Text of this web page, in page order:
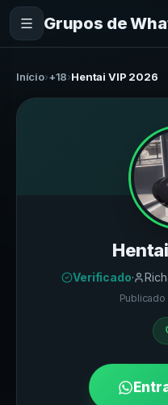
Grupos de
Início›+18›Hentai VIP 2026
Verificado·